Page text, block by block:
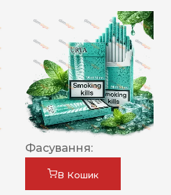
Фасування:
В Кошик